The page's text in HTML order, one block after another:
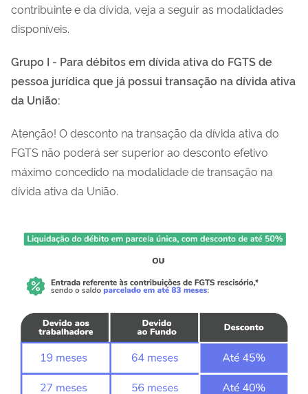
contribuinte e da dívida, veja a seguir as modalidades
disponíveis.
Grupo I - Para débitos em dívida ativa do FGTS de
pessoa jurídica que já possui transação na dívida ativa
da União:
Atenção! O desconto na transação da dívida ativa do
FGTS não poderá ser superior ao desconto efetivo
máximo concedido na modalidade de transação na
dívida ativa da União.